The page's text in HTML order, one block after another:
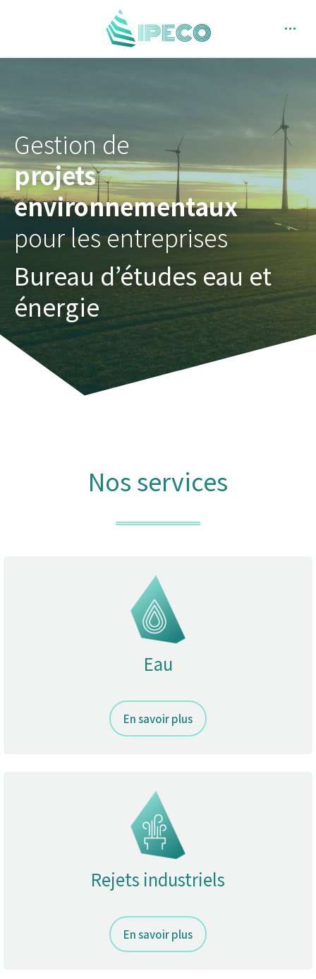
Gestion de
projets
environnementaux
pour les entreprises
Bureau d’études eau et
énergie
Nos services
Eau
En savoir plus
Rejets industriels
En savoir plus